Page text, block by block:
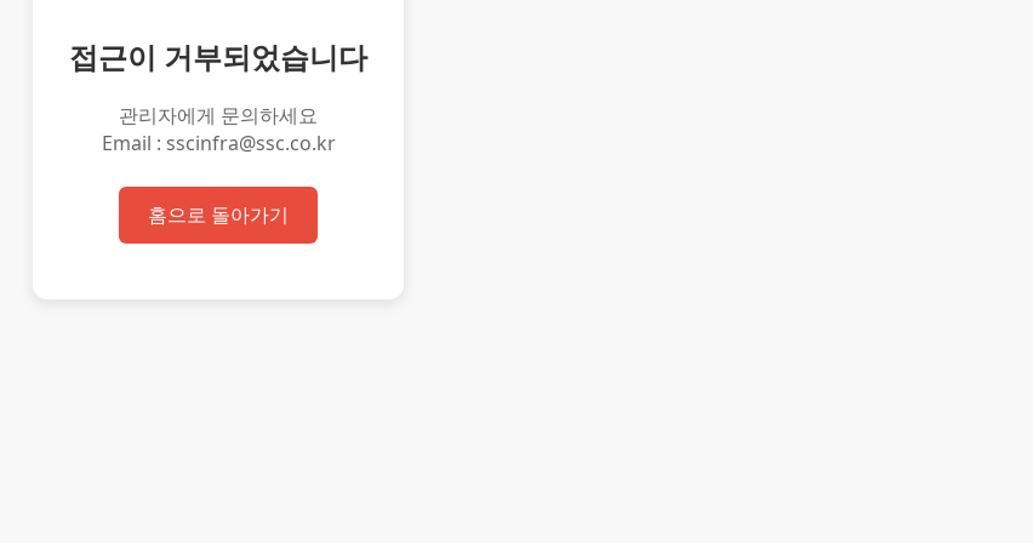
접근이 거부되었습니다
관리자에게 문의하세요
Email : sscinfra@ssc.co.kr
홈으로 돌아가기